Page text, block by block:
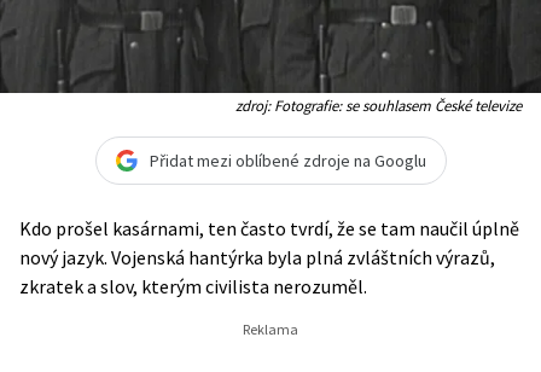
zdroj: Fotografie: se souhlasem České televize
Přidat mezi oblíbené zdroje na Googlu
Kdo prošel kasárnami, ten často tvrdí, že se tam naučil úplně
nový jazyk. Vojenská hantýrka byla plná zvláštních výrazů,
zkratek a slov, kterým civilista nerozuměl.